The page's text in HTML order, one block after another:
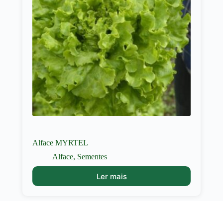
Alface MYRTEL
Alface, Sementes
Ler mais